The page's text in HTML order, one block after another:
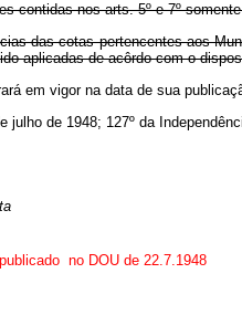
contidas nos arts. 5º e 7º
das cotas pertencentes aos
aplicadas de acôrdo com o
em vigor na data de sua
julho de 1948; 127º da
no DOU de 22.7.1948